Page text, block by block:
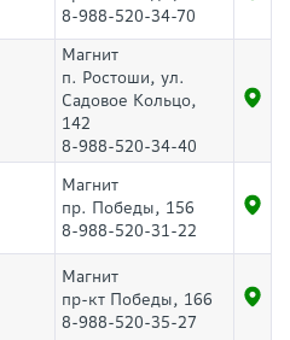
8-988-520-34-70
Магнит
п. Ростоши, ул.
Садовое Кольцо,
142
8-988-520-34-40
Магнит
пр. Победы, 156
8-988-520-31-22
Магнит
пр-кт Победы, 166
8-988-520-35-27